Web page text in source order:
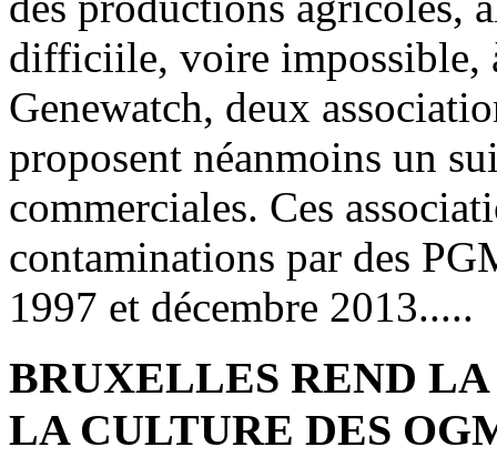
difficiile, voire impossible,
Genewatch, deux
proposent néanmoins un
commerciales. Ces
contaminations par des
1997 et décembre 2013.....
BRUXELLES REND
LA CULTURE DES